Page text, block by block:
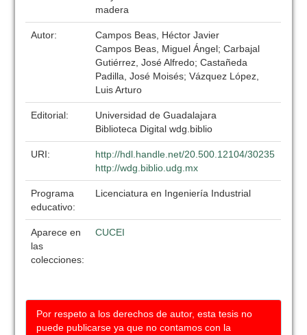
madera
Autor:
Campos Beas, Héctor Javier
Campos Beas, Miguel Ángel; Carbajal
Gutiérrez, José Alfredo; Castañeda
Padilla, José Moisés; Vázquez López,
Luis Arturo
Editorial:
Universidad de Guadalajara
Biblioteca Digital wdg.biblio
URI:
http://hdl.handle.net/20.500.12104/30235
http://wdg.biblio.udg.mx
Programa
educativo:
Licenciatura en Ingeniería Industrial
Aparece en
las
colecciones:
CUCEI
Por respeto a los derechos de autor, esta tesis no
puede publicarse ya que no contamos con la